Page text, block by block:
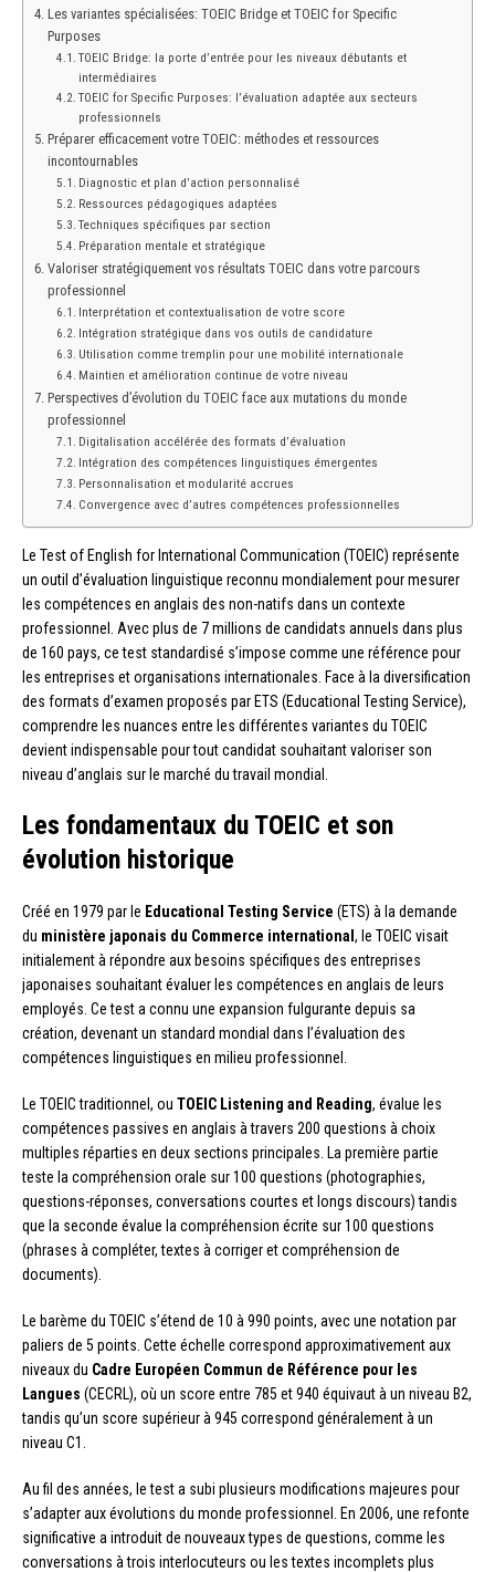
Les variantes spécialisées: TOEIC Bridge et TOEIC for Specific
Purposes
TOEIC Bridge: la porte d’entrée pour les niveaux débutants et
intermédiaires
TOEIC for Specific Purposes: l’évaluation adaptée aux secteurs
professionnels
Préparer efficacement votre TOEIC: méthodes et ressources
incontournables
Diagnostic et plan d’action personnalisé
Ressources pédagogiques adaptées
Techniques spécifiques par section
Préparation mentale et stratégique
Valoriser stratégiquement vos résultats TOEIC dans votre parcours
professionnel
Interprétation et contextualisation de votre score
Intégration stratégique dans vos outils de candidature
Utilisation comme tremplin pour une mobilité internationale
Maintien et amélioration continue de votre niveau
Perspectives d’évolution du TOEIC face aux mutations du monde
professionnel
Digitalisation accélérée des formats d’évaluation
Intégration des compétences linguistiques émergentes
Personnalisation et modularité accrues
Convergence avec d’autres compétences professionnelles
Le Test of English for International Communication (TOEIC) représente
un outil d’évaluation linguistique reconnu mondialement pour mesurer
les compétences en anglais des non-natifs dans un contexte
professionnel. Avec plus de 7 millions de candidats annuels dans plus
de 160 pays, ce test standardisé s’impose comme une référence pour
les entreprises et organisations internationales. Face à la diversification
des formats d’examen proposés par ETS (Educational Testing Service),
comprendre les nuances entre les différentes variantes du TOEIC
devient indispensable pour tout candidat souhaitant valoriser son
niveau d’anglais sur le marché du travail mondial.
Les fondamentaux du TOEIC et son
évolution historique
Créé en 1979 par le Educational Testing Service (ETS) à la demande
du ministère japonais du Commerce international, le TOEIC visait
initialement à répondre aux besoins spécifiques des entreprises
japonaises souhaitant évaluer les compétences en anglais de leurs
employés. Ce test a connu une expansion fulgurante depuis sa
création, devenant un standard mondial dans l’évaluation des
compétences linguistiques en milieu professionnel.
Le TOEIC traditionnel, ou TOEIC Listening and Reading, évalue les
compétences passives en anglais à travers 200 questions à choix
multiples réparties en deux sections principales. La première partie
teste la compréhension orale sur 100 questions (photographies,
questions-réponses, conversations courtes et longs discours) tandis
que la seconde évalue la compréhension écrite sur 100 questions
(phrases à compléter, textes à corriger et compréhension de
documents).
Le barème du TOEIC s’étend de 10 à 990 points, avec une notation par
paliers de 5 points. Cette échelle correspond approximativement aux
niveaux du Cadre Européen Commun de Référence pour les
Langues (CECRL), où un score entre 785 et 940 équivaut à un niveau B2,
tandis qu’un score supérieur à 945 correspond généralement à un
niveau C1.
Au fil des années, le test a subi plusieurs modifications majeures pour
s’adapter aux évolutions du monde professionnel. En 2006, une refonte
significative a introduit de nouveaux types de questions, comme les
conversations à trois interlocuteurs ou les textes incomplets plus